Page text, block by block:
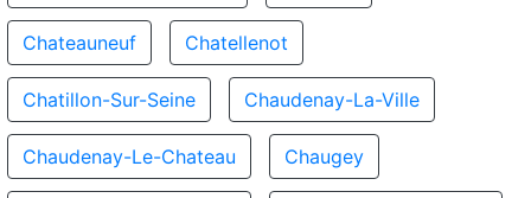
Chateauneuf Chatellenot
Chatillon-Sur-Seine Chaudenay-La-Ville
Chaudenay-Le-Chateau Chaugey